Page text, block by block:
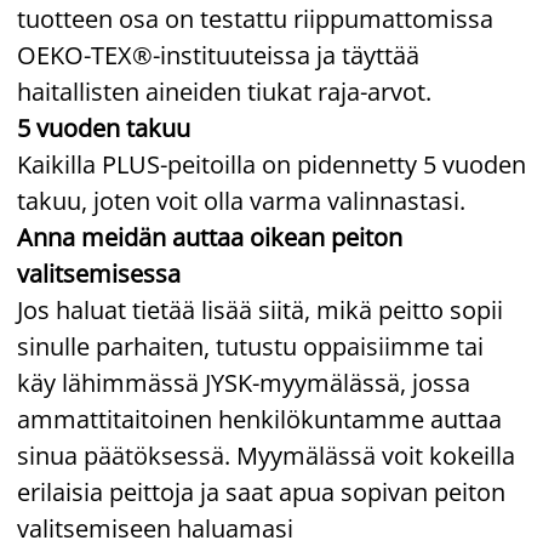
tuotteen osa on testattu riippumattomissa
OEKO-TEX®-instituuteissa ja täyttää
haitallisten aineiden tiukat raja-arvot.
5 vuoden takuu
Kaikilla PLUS-peitoilla on pidennetty 5 vuoden
takuu, joten voit olla varma valinnastasi.
Anna meidän auttaa oikean peiton
valitsemisessa
Jos haluat tietää lisää siitä, mikä peitto sopii
sinulle parhaiten, tutustu oppaisiimme tai
käy lähimmässä JYSK-myymälässä, jossa
ammattitaitoinen henkilökuntamme auttaa
sinua päätöksessä. Myymälässä voit kokeilla
erilaisia peittoja ja saat apua sopivan peiton
valitsemiseen haluamasi